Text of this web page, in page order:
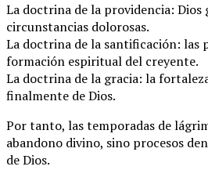
La doctrina de la providencia: Dios
circunstancias dolorosas.
La doctrina de la santificación: las
formación espiritual del creyente.
La doctrina de la gracia: la
finalmente de Dios.
Por tanto, las temporadas de
abandono divino, sino procesos
de Dios.